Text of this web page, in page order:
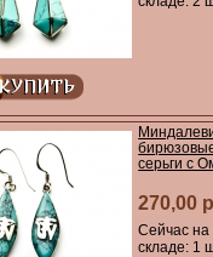
серьги с
270,00
Сейчас на
складе: 1